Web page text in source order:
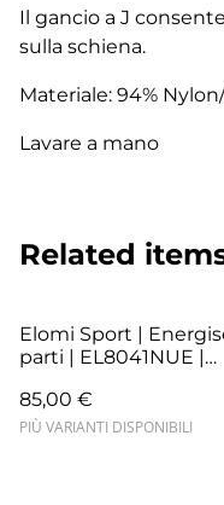
Il gancio a J
sulla schiena.
Materiale: 94%
Lavare a mano
Related
Elomi Sport |
parti | EL8041NUE |
85,00 €
PIÙ VARIANTI DISPONIBILI